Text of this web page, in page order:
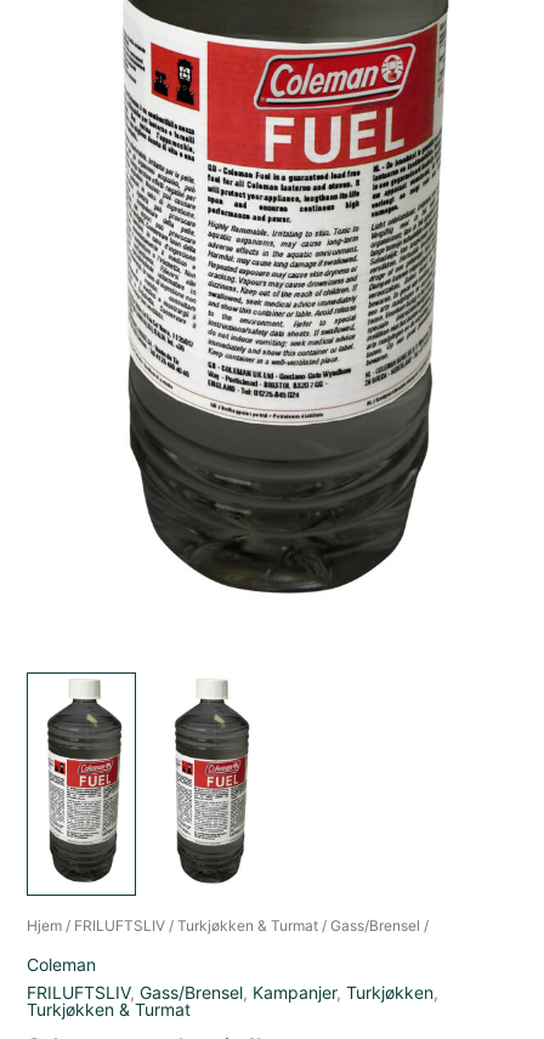
Hjem / FRILUFTSLIV /Turkjøkken & Turmat /Gass/Brensel /
Coleman
FRILUFTSLIV,Gass/Brensel, Kampanjer,Turkjøkken,
Turkjøkken & Turmat